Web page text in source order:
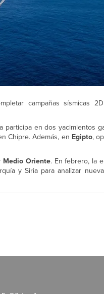
campañas sísmicas
en dos yacimientos
Chipre. Además, en Egipto,
Medio Oriente. En febrero, la
y Siria para analizar